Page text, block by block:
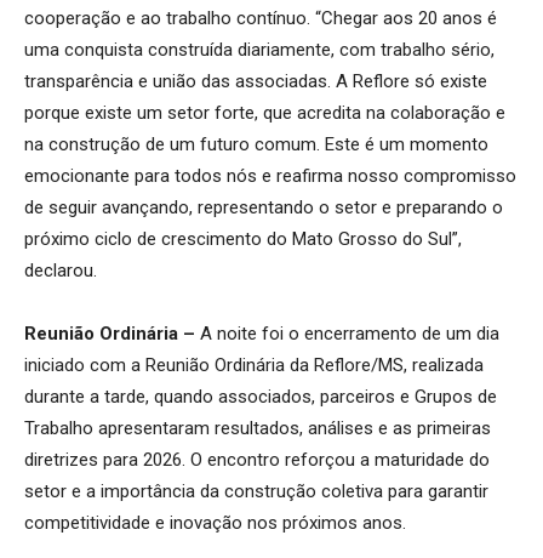
cooperação e ao trabalho contínuo. “Chegar aos 20 anos é
uma conquista construída diariamente, com trabalho sério,
transparência e união das associadas. A Reflore só existe
porque existe um setor forte, que acredita na colaboração e
na construção de um futuro comum. Este é um momento
emocionante para todos nós e reafirma nosso compromisso
de seguir avançando, representando o setor e preparando o
próximo ciclo de crescimento do Mato Grosso do Sul”,
declarou.
Reunião Ordinária – A noite foi o encerramento de um dia
iniciado com a Reunião Ordinária da Reflore/MS, realizada
durante a tarde, quando associados, parceiros e Grupos de
Trabalho apresentaram resultados, análises e as primeiras
diretrizes para 2026. O encontro reforçou a maturidade do
setor e a importância da construção coletiva para garantir
competitividade e inovação nos próximos anos.